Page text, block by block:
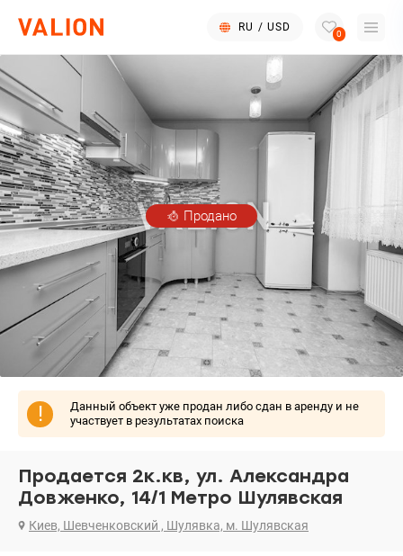
RU / USD
0
Продано
!
Данный объект уже продан либо сдан в аренду и не
участвует в результатах поиска
Продается 2к.кв, ул. Александра
Довженко, 14/1 Метро Шулявская
Киев, Шевченковский , Шулявка, м. Шулявская